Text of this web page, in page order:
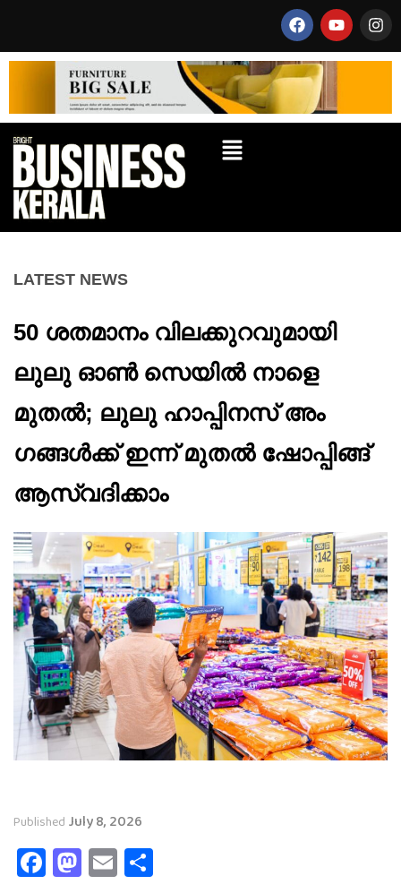
LATEST NEWS
50 ശതമാനം വിലക്കുറവുമായി
ലുലു ഓൺ സെയിൽ നാളെ
മുതൽ; ലുലു ഹാപ്പിനസ് അം​
ഗങ്ങൾക്ക് ഇന്ന് മുതൽ ഷോപ്പിങ്ങ്
ആസ്വദിക്കാം
Published July 8, 2026
Facebook
Mastodon
Email